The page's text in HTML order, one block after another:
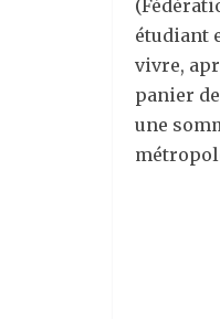
étudiant
vivre,
panier
une